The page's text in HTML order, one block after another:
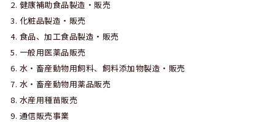
健康補助食品製造・販売
化粧品製造・販売
食品、加工食品製造・販売
一般用医薬品販売
水・畜産動物用飼料、飼料添加物製造・販売
水・畜産動物用薬品販売
水産用種苗販売
通信販売事業